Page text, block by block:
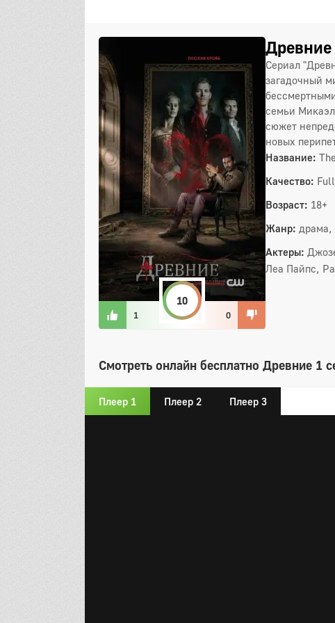
1
10
0
Древние
Сериал
загадочный
семьи
сюжет
новых
Название:
Качество:
Возраст: 18+
Жанр: драма,
Актеры:
Леа Пайпс,
Смотреть онлайн бесплатно Древние 1
Плеер 1 Плеер 2 Плеер 3